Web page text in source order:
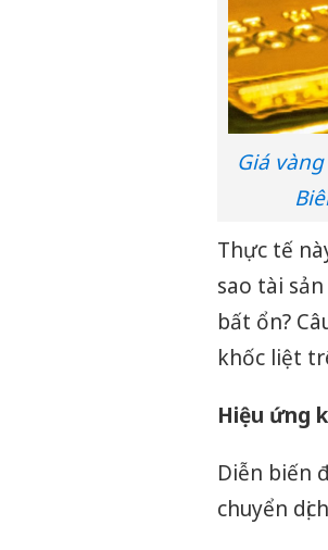
Giá
Thực tế
sao tài
bất ổn?
khốc liệt
Hiệu ứng
Diễn biến
chuyển